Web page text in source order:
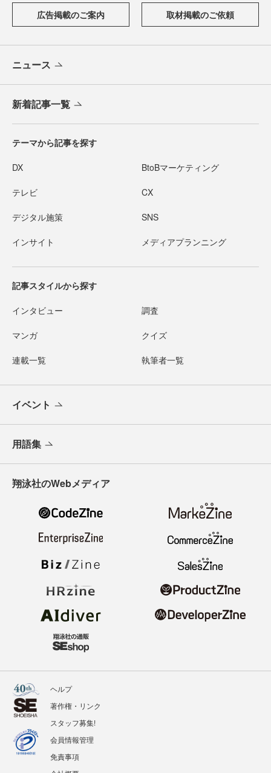
広告掲載のご案内 取材掲載のご依頼
ニュース
新着記事一覧
テーマから記事を探す
DX BtoBマーケティング
テレビ CX
デジタル施策 SNS
インサイト メディアプランニング
記事スタイルから探す
インタビュー 調査
マンガ クイズ
連載一覧 執筆者一覧
イベント
用語集
翔泳社のWebメディア
ヘルプ
著作権・リンク
スタッフ募集!
会員情報管理
免責事項